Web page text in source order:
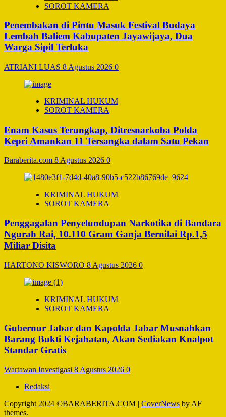
SOROT KAMERA
Penembakan di Pintu Masuk Festival Budaya
Lembah Baliem Kabupaten Jayawijaya, Dua
Warga Sipil Terluka
ATRIANI LUAS 8 Agustus 2026 0
KRIMINAL HUKUM
SOROT KAMERA
Enam Kasus Terungkap, Ditresnarkoba Polda
Kepri Amankan 11 Tersangka dalam Satu Pekan
Baraberita.com 8 Agustus 2026 0
KRIMINAL HUKUM
SOROT KAMERA
Penggagalan Penyelundupan Narkotika di Bandara
Ngurah Rai, 10.110 Gram Ganja Bernilai Rp.1,5
Miliar Disita
HARTONO KISWORO 8 Agustus 2026 0
KRIMINAL HUKUM
SOROT KAMERA
Gubernur Jabar dan Kapolda Jabar Musnahkan
Barang Bukti Kejahatan, Akan Sediakan Knalpot
Standar Gratis
Wartawan Investigasi 8 Agustus 2026 0
Redaksi
Copyright 2024 ©BARABERITA.COM | CoverNews by AF
themes.